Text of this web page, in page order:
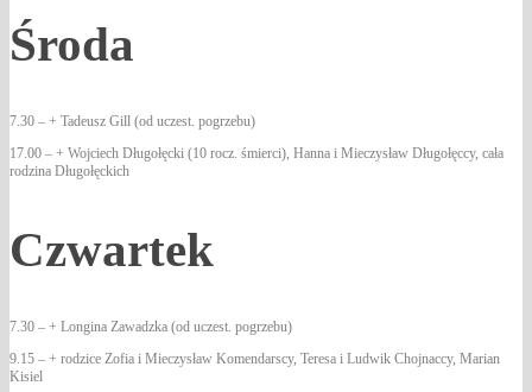
Środa
7.30 – + Tadeusz Gill (od uczest. pogrzebu)
17.00 – + Wojciech Długołęcki (10 rocz. śmierci), Hanna i Mieczysław Długołęccy, cała
rodzina Długołęckich
Czwartek
7.30 – + Longina Zawadzka (od uczest. pogrzebu)
9.15 – + rodzice Zofia i Mieczysław Komendarscy, Teresa i Ludwik Chojnaccy, Marian
Kisiel